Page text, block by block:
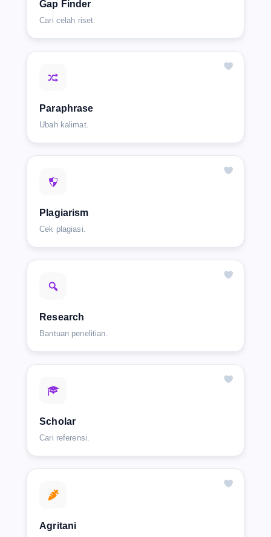
Gap Finder
Cari celah riset.
Paraphrase
Ubah kalimat.
Plagiarism
Cek plagiasi.
Research
Bantuan penelitian.
Scholar
Cari referensi.
Agritani